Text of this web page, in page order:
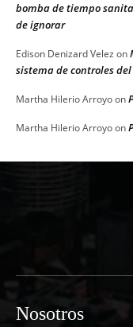
bomba de tiempo
de ignorar
Edison Denizard Velez on
sistema de controles
Martha Hilerio Arroyoon
Martha Hilerio Arroyoon
Nosotros